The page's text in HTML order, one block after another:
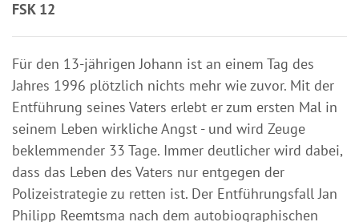
FSK 12
Für den 13-jährigen Johann ist an einem Tag des
Jahres 1996 plötzlich nichts mehr wie zuvor. Mit der
Entführung seines Vaters erlebt er zum ersten Mal in
seinem Leben wirkliche Angst - und wird Zeuge
beklemmender 33 Tage. Immer deutlicher wird dabei,
dass das Leben des Vaters nur entgegen der
Polizeistrategie zu retten ist. Der Entführungsfall Jan
Philipp Reemtsma nach dem autobiographischen